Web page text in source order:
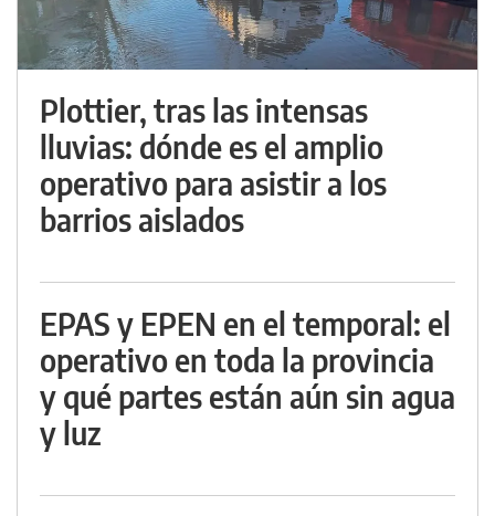
Plottier, tras las intensas
lluvias: dónde es el amplio
operativo para asistir a los
barrios aislados
EPAS y EPEN en el temporal: el
operativo en toda la provincia
y qué partes están aún sin agua
y luz